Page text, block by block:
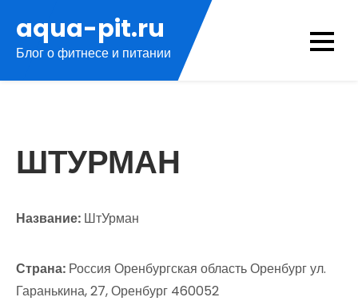
содержимому
aqua-pit.ru
Блог о фитнесе и питании
ШТУРМАН
Название: ШтУрман
Страна: Россия Оренбургская область Оренбург ул.
Гаранькина, 27, Оренбург 460052